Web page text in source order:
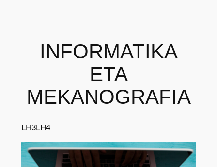
INFORMATIKA
ETA
MEKANOGRAFIA
LH3LH4